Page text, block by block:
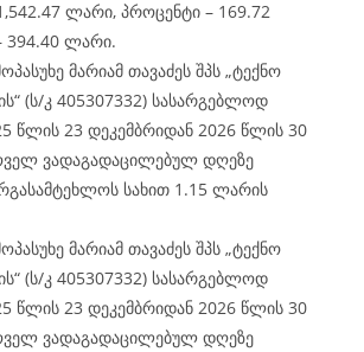
ლარი, პროცენტი – 169.72
394.40 ლარი.
მარიამ თავაძეს შპს „ტექნო
(ს/კ 405307332) სასარგებლოდ
წლის 23 დეკემბრიდან 2026 წლის 30
ვადაგადაცილებულ დღეზე
სახით 1.15 ლარის
მარიამ თავაძეს შპს „ტექნო
(ს/კ 405307332) სასარგებლოდ
წლის 23 დეკემბრიდან 2026 წლის 30
ვადაგადაცილებულ დღეზე